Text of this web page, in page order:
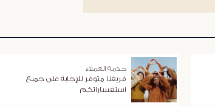
خدمة العملاء
فريقنا متوفر للإجابة على جميع
استفساراتكم